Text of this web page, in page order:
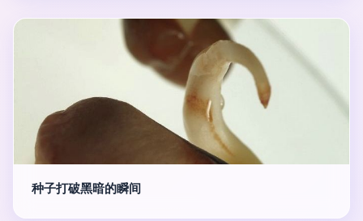
种子打破黑暗的瞬间